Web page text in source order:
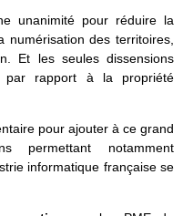
unanimité pour réduire la
des territoires,
Et les seules dissensions
par rapport à la propriété
pour ajouter à ce grand
permettant notamment
informatique française se